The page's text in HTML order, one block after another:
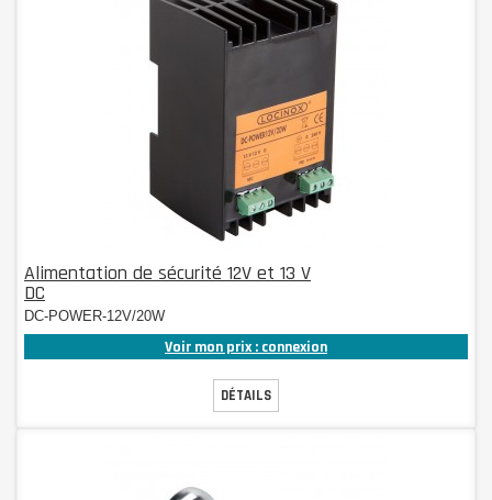
Alimentation de sécurité 12V et 13 V
DC
DC-POWER-12V/20W
Voir mon prix : connexion
DÉTAILS